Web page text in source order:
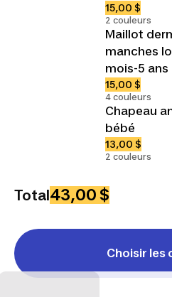
15,00 $
2 couleurs
Maillot
manches
mois-5 ans
15,00 $
4 couleurs
Chapeau
bébé
13,00 $
2 couleurs
Total43,00 $
Choisir les